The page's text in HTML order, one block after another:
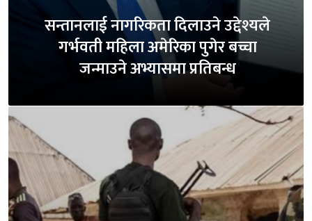
सन्तानलाई नागरिकता दिलाउने उद्देश्यले
गर्भवती महिला अमेरिका पुगेर बच्चा
जन्माउने अभ्यासमा प्रतिबन्ध